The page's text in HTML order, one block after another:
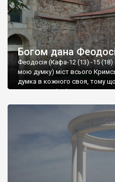
Богом дана
Феодосія (Кафа-12 (13) -15 (18)
мою думку) міст всього
думка в кожного своя, тому
запрошую відвідати це